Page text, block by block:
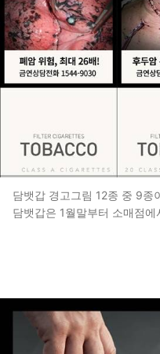
담뱃갑 경고그림 12종 중 9종
담뱃갑은 1월말부터 소매점